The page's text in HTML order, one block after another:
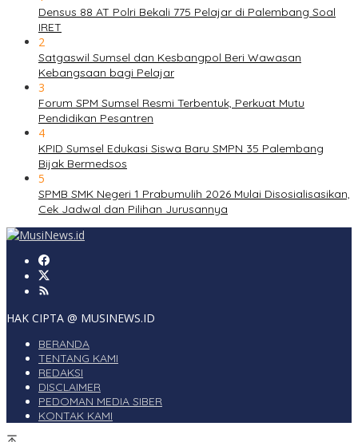
Densus 88 AT Polri Bekali 775 Pelajar di Palembang Soal
IRET
2
Satgaswil Sumsel dan Kesbangpol Beri Wawasan
Kebangsaan bagi Pelajar
3
Forum SPM Sumsel Resmi Terbentuk, Perkuat Mutu
Pendidikan Pesantren
4
KPID Sumsel Edukasi Siswa Baru SMPN 35 Palembang
Bijak Bermedsos
5
SPMB SMK Negeri 1 Prabumulih 2026 Mulai Disosialisasikan,
Cek Jadwal dan Pilihan Jurusannya
HAK CIPTA @ MUSINEWS.ID
BERANDA
TENTANG KAMI
REDAKSI
DISCLAIMER
PEDOMAN MEDIA SIBER
KONTAK KAMI